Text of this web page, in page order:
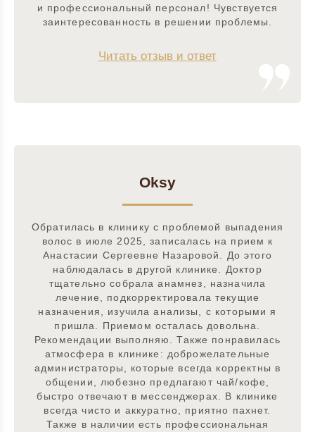
и профессиональный персонал! Чувствуется
заинтересованность в решении проблемы.
Читать отзыв и ответ
Oksy
Обратилась в клинику с проблемой выпадения
волос в июле 2025, записалась на прием к
Анастасии Сергеевне Назаровой. До этого
наблюдалась в другой клинике. Доктор
тщательно собрала анамнез, назначила
лечение, подкорректировала текущие
назначения, изучила анализы, с которыми я
пришла. Приемом осталась довольна.
Рекомендации выполняю. Также понравилась
атмосфера в клинике: доброжелательные
администраторы, которые всегда корректны в
общении, любезно предлагают чай/кофе,
быстро отвечают в мессенджерах. В клинике
всегда чисто и аккуратно, приятно пахнет.
Также в наличии есть профессиональная